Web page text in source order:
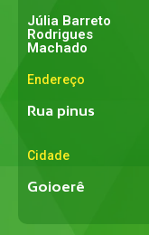
Júlia Barreto
Rodrigues
Machado
Endereço
Rua pinus
Cidade
Goioerê